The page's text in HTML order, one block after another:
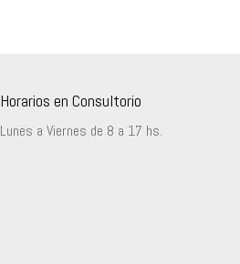
Horarios en Consultorio
Lunes a Viernes de 8 a 17 hs.